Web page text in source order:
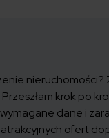
nieruchomości?
krok po
dane i
ofert